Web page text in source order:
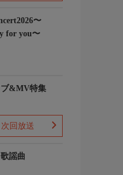
〜
for you〜
ブ&MV特集
次回放送
謡曲